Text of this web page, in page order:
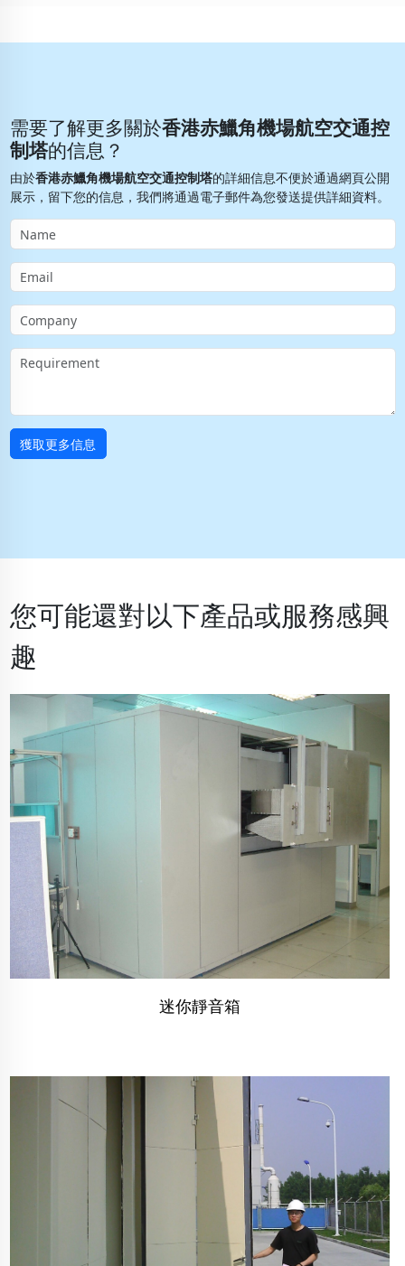
需要了解更多關於香港赤鱲角機場航空交通控
制塔的信息？
由於香港赤鱲角機場航空交通控制塔的詳細信息不便於通過網頁公開
展示，留下您的信息，我們將通過電子郵件為您發送提供詳細資料。
獲取更多信息
您可能還對以下產品或服務感興
趣
迷你靜音箱